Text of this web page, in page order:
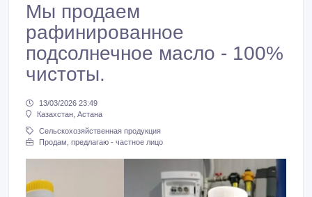
Мы продаем
рафинированное
подсолнечное масло - 100%
чистоты.
13/03/2026 23:49
Казахстан, Астана
Сельскохозяйственная продукция
Продам, предлагаю - частное лицо